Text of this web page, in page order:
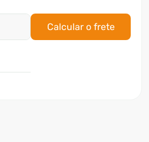
Calcular o frete